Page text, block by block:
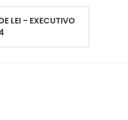
LEI - EXECUTIVO